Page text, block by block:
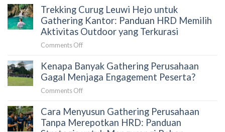
di
Sentul
Team
Building
yang
Menghubungkan
Secara
Alami
Curug
Leuwi
Hejo
Aktivitas
Outdoor
yang
Kolaborasi
Tim
Secara
Trekking Curug Leuwi Hejo untuk
Gathering Kantor: Panduan HRD Memilih
Aktivitas Outdoor yang Terkurasi
Comments Offon
Curug
Leuwi
Hejo
Kantor:
Panduan
Kenapa Banyak Gathering Perusahaan
Gagal Menjaga Engagement Peserta?
Comments Offon
Banyak
Gathering
Perusahaan
Cara Menyusun Gathering Perusahaan
Tanpa Merepotkan HRD: Panduan